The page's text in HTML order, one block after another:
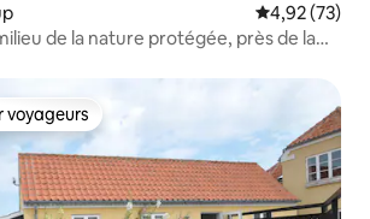
Évaluation
4,92 (73)
de la nature protégée, près de la
les plus appréciés